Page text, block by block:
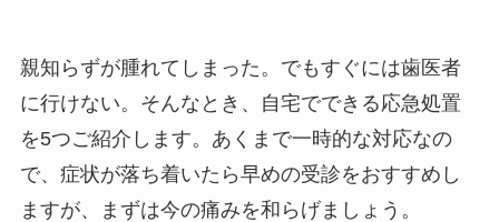
親知らずが腫れてしまった。でもすぐには歯医者
に行けない。そんなとき、自宅でできる応急処置
を5つご紹介します。あくまで一時的な対応なの
で、症状が落ち着いたら早めの受診をおすすめし
ますが、まずは今の痛みを和らげましょう。